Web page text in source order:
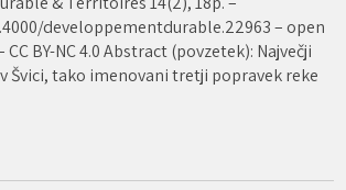
developpementdurable.22963 – open
BY-NC 4.0 Abstract (povzetek): Največji
Švici, tako imenovani tretji popravek reke